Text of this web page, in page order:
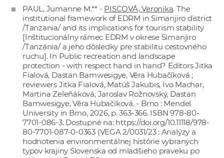
PAUL, Jumanne M.** - PISCOVÁ, Veronika. The
institutional framework of EDRM in Simanjiro district
/Tanzania/ and its implications for tourism stability
[Inštitucionálny rámec EDRM v okrese Simanjiro
/Tanzánia/ a jeho dôsledky pre stabilitu cestovného
ruchu]. In Public recreation and landscape
protection - with respect hand in hand? Editors Jitka
Fialová, Dastan Bamwesigye, Věra Hubačíková ;
reviewers Jitka Fialová, Matúš Jakubis, Ivo Machar,
Martina Zeleňáková, Jaroslav Rožnovský, Dastan
Bamwesigye, Věra Hubačíková. - Brno : Mendel
University in Brno, 2026, p. 363-366. ISBN 978-80-
7701-086-3. Dostupné na: https://doi.org/10.11118/978-
80-7701-087-0-0363(VEGA 2/0031/23 : Analýzy a
hodnotenia environmentálnej histórie vybraných
typov krajiny Slovenska od mladšieho praveku po